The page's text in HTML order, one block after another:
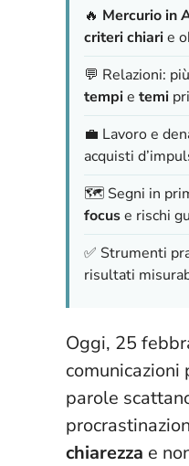
🔥 Mercurio in
criteri chiarie
💬 Relazioni: più
tempie temi
💼 Lavoro e
acquisti
🗺️ Segni in
focuse rischi
✅ Strumenti
risultati
Oggi, 25
parole
chiarezza e